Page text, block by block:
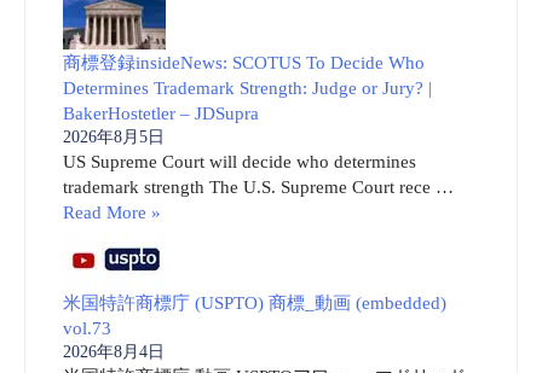
商標登録insideNews: SCOTUS To Decide Who
Determines Trademark Strength: Judge or Jury? |
BakerHostetler – JDSupra
2026年8月5日
US Supreme Court will decide who determines
trademark strength The U.S. Supreme Court rece …
Read More »
米国特許商標庁 (USPTO) 商標_動画 (embedded)
vol.73
2026年8月4日